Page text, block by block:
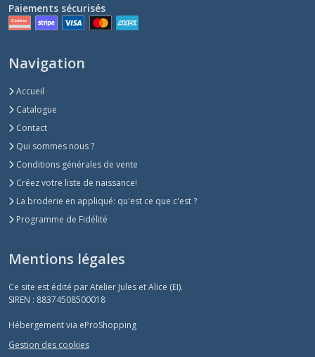
Paiements sécurisés
Navigation
Accueil
Catalogue
Contact
Qui sommes nous ?
Conditions générales de vente
Créez votre liste de naissance!
La broderie en appliqué: qu'est ce que c'est ?
Programme de Fidélité
Mentions légales
Ce site est édité par Atelier Jules et Alice (EI).
SIREN : 88374508500018
Hébergement via eProShopping
Gestion des cookies